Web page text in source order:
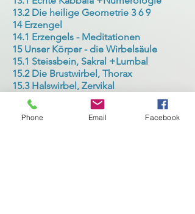
13.2 Die heilige Geometrie 3 6 9
14 Erzengel
14.1 Erzengels - Meditationen
15 Unser Körper - die Wirbelsäule
15.1 Steissbein, Sakral +Lumbal
15.2 Die Brustwirbel, Thorax
15.3 Halswirbel, Zervikal
16 Die Bienen – unsere Sonnenkinder
17 Genetische - Energetische Matrix
17.1 Meine Leben, meine Programme
Phone Email Facebook